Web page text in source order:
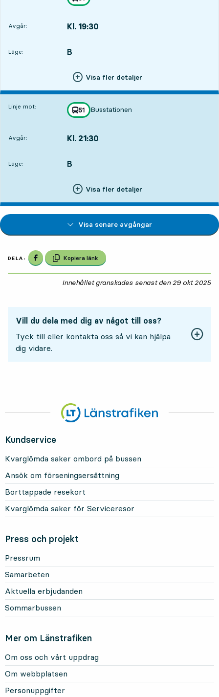
mot
,
Avgår: Kl. 19:30
Läge:
LÄGE, B
,
Visa fler detaljer
Linje mot: linje
51
mot
Busstationen
,
Avgår: Kl. 21:30
Läge:
LÄGE, B
,
Visa fler detaljer
Visa senare avgångar
DELA: Dela på Facebook
Kopiera länk
Innehållet granskades senast den 29 okt 2025
Vill du dela med dig av något till oss?
Tyck till eller kontakta oss så vi kan hjälpa
dig vidare.
Kundservice
Kvarglömda saker ombord på bussen
Ansök om förseningsersättning
Borttappade resekort
Kvarglömda saker för Serviceresor
Press och projekt
Pressrum
Samarbeten
Aktuella erbjudanden
Sommarbussen
Mer om Länstrafiken
Om oss och vårt uppdrag
Om webbplatsen
Personuppgifter